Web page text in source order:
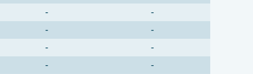
-
-
-
-
-
-
-
-